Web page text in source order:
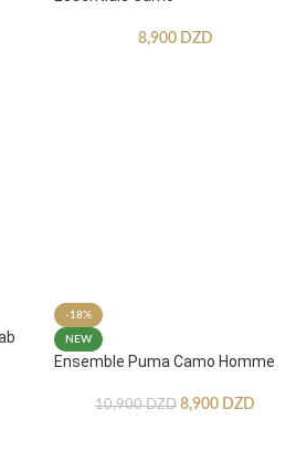
8,900 DZD
-18%
NEW
Ensemble Puma Camo Homme
10,900DZD 8,900 DZD